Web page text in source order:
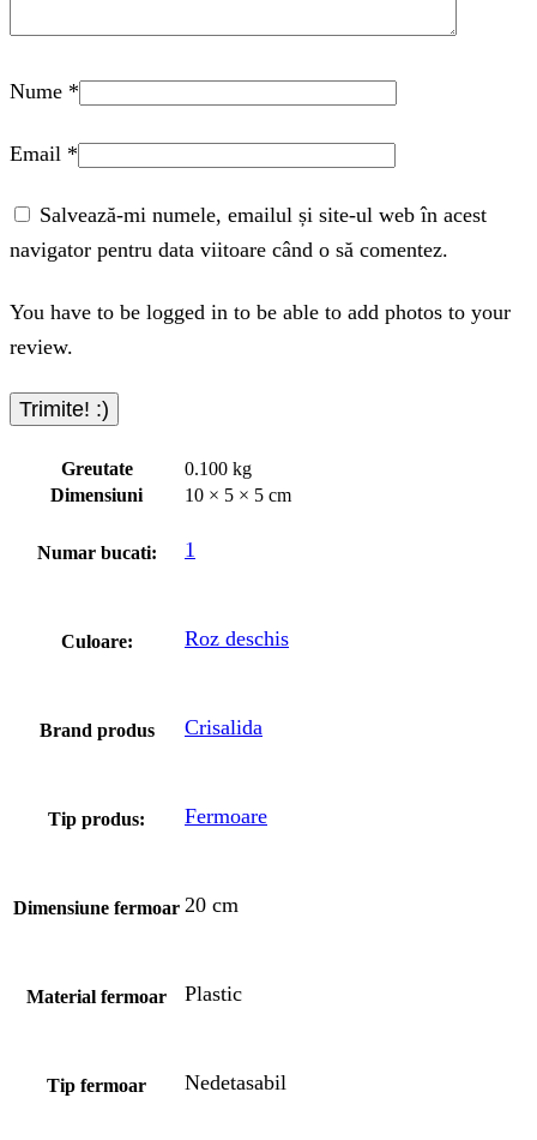
Nume *
Email *
Salvează-mi numele, emailul și site-ul web în acest
navigator pentru data viitoare când o să comentez.
You have to be logged in to be able to add photos to your
review.
Greutate
0.100 kg
Dimensiuni
10 × 5 × 5 cm
Numar bucati: 1
Culoare: Roz deschis
Brand produs Crisalida
Tip produs: Fermoare
Dimensiune fermoar 20 cm
Material fermoar Plastic
Tip fermoar Nedetasabil